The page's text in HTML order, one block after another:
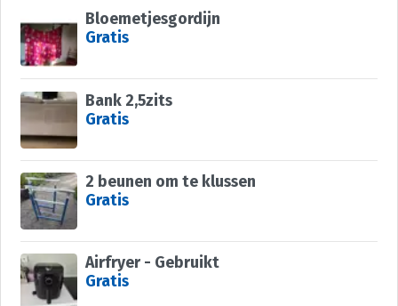
Bloemetjesgordijn
Gratis
Bank 2,5zits
Gratis
2 beunen om te klussen
Gratis
Airfryer - Gebruikt
Gratis